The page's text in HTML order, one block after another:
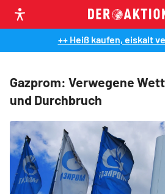
++ Heiß kaufen, eiskalt
Gazprom: Verwegene
und Durchbruch